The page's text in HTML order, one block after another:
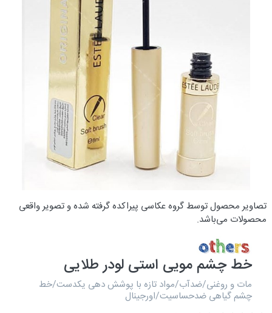
تصاویر محصول توسط گروه عکاسی پیراکده گرفته شده و تصویر واقعی
محصولات می‌باشد.
خط چشم مویی استی لودر طلایی
مات و روغنی/ضدآب/مواد تازه با پوشش دهی یکدست/خط
چشم گیاهی ضدحساسیت/اورجینال